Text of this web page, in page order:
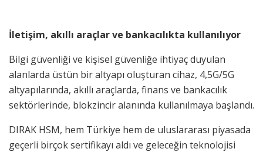
İletişim, akıllı araçlar ve bankacılıkta kullanılıyor
Bilgi güvenliği ve kişisel güvenliğe ihtiyaç duyulan
alanlarda üstün bir altyapı oluşturan cihaz, 4,5G/5G
altyapılarında, akıllı araçlarda, finans ve bankacılık
sektörlerinde, blokzincir alanında kullanılmaya başlandı.
DIRAK HSM, hem Türkiye hem de uluslararası piyasada
geçerli birçok sertifikayı aldı ve geleceğin teknolojisi